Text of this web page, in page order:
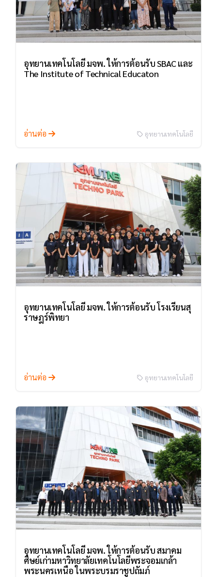
อุทยานเทคโนโลยี มจพ. ให้การต้อนรับ SBAC และ
The Institute of Technical Educaton
อ่านต่อ อุทยานเทคโนโลยี
อุทยานเทคโนโลยี มจพ. ให้การต้อนรับ โรงเรียนสุ
ราษฎร์พิทยา
อ่านต่อ อุทยานเทคโนโลยี
อุทยานเทคโนโลยี มจพ. ให้การต้อนรับ สมาคม
ศิษย์เก่ามหาวิทยาลัยเทคโนโลยีพระจอมเกล้า
พระนครเหนือ ในพระบรมราชูปถัมภ์